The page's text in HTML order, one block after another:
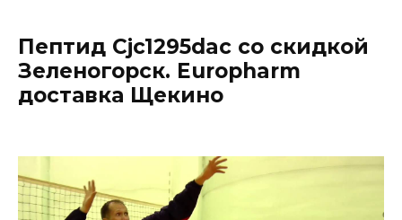
Пептид Cjc1295dac со скидкой
Зеленогорск. Europharm
доставка Щекино